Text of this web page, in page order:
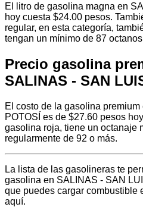
El litro de gasolina magna en
hoy cuesta $24.00 pesos.
regular, en esta categoría,
tengan un mínimo de 87
Precio gasolina
SALINAS - SAN
El costo de la gasolina
POTOSÍ es de $27.60 pesos
gasolina roja, tiene un octanaje
regularmente de 92 o más.
La lista de las gasolineras te
gasolina en SALINAS - SAN
que puedes cargar combustible
aquí.